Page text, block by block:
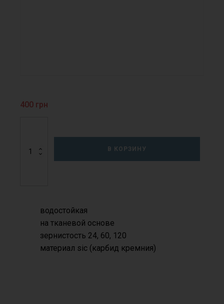
400 грн
бумага
В КОРЗИНУ
водостойкая
на тканевой основе
зернистость 24, 60, 120
материал sic (карбид кремния)